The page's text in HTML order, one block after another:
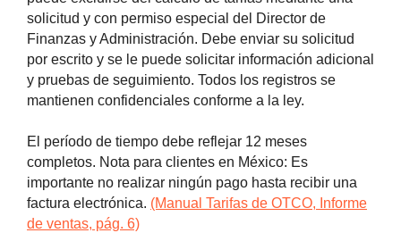
solicitud y con permiso especial del Director de
Finanzas y Administración. Debe enviar su solicitud
por escrito y se le puede solicitar información adicional
y pruebas de seguimiento. Todos los registros se
mantienen confidenciales conforme a la ley.
El período de tiempo debe reflejar 12 meses
completos. Nota para clientes en México: Es
importante no realizar ningún pago hasta recibir una
factura electrónica. (Manual Tarifas de OTCO, Informe
de ventas, pág. 6)